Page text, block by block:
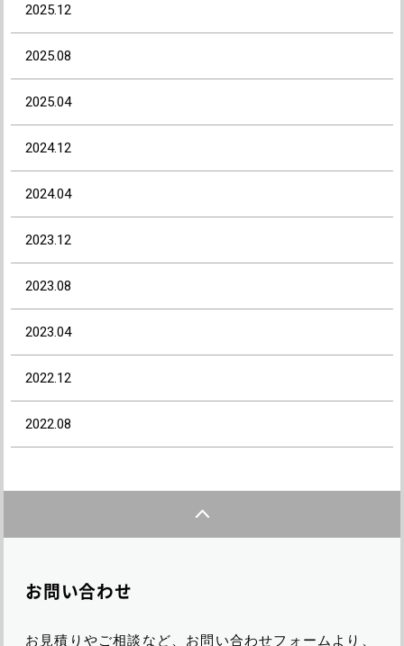
2025.12
2025.08
2025.04
2024.12
2024.04
2023.12
2023.08
2023.04
2022.12
2022.08
お問い合わせ
お見積りやご相談など、お問い合わせフォームより、